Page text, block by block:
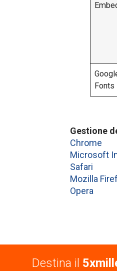
Fonts
Gestione
Chrome
Microsoft
Safari
Mozilla
Opera
Destina il